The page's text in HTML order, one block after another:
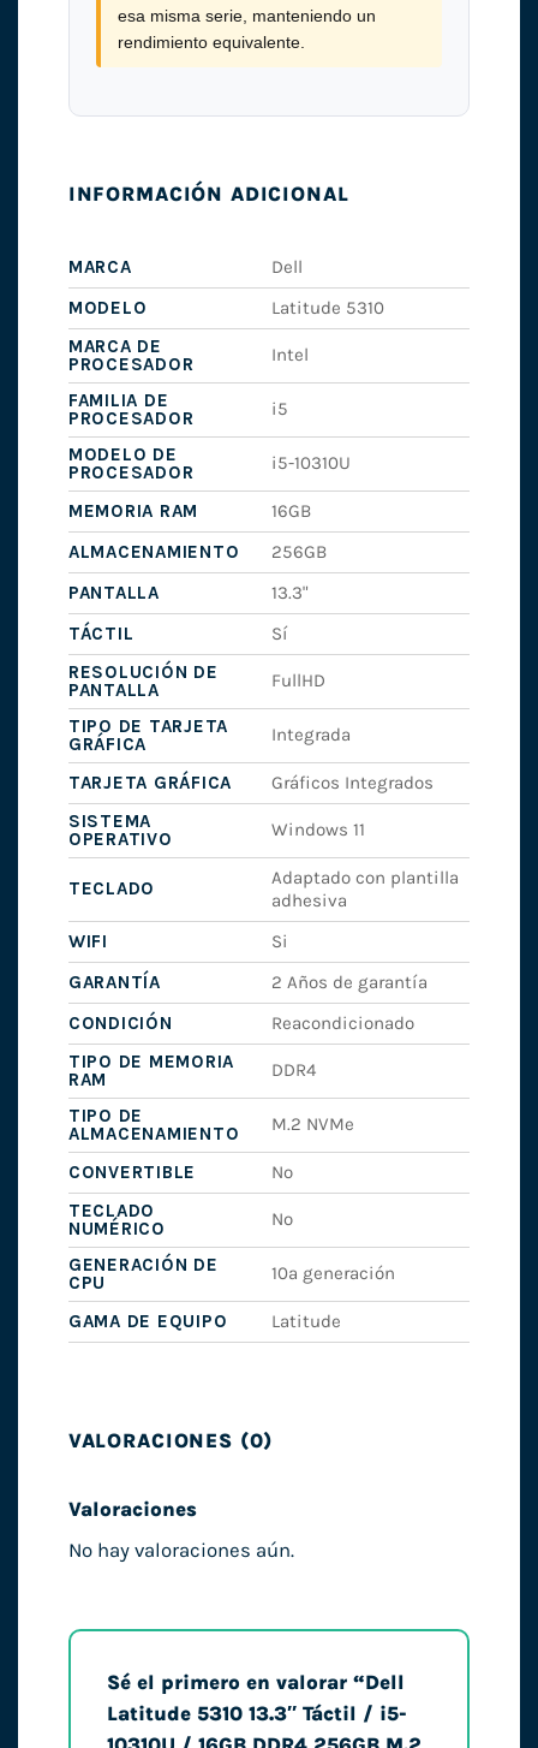
esa misma serie, manteniendo un
rendimiento equivalente.
INFORMACIÓN ADICIONAL
MARCA
Dell
MODELO
Latitude 5310
MARCA DE
PROCESADOR
Intel
FAMILIA DE
PROCESADOR
i5
MODELO DE
PROCESADOR
i5-10310U
MEMORIA RAM
16GB
ALMACENAMIENTO
256GB
PANTALLA
13.3"
TÁCTIL
Sí
RESOLUCIÓN DE
PANTALLA
FullHD
TIPO DE TARJETA
GRÁFICA
Integrada
TARJETA GRÁFICA
Gráficos Integrados
SISTEMA
OPERATIVO
Windows 11
TECLADO
Adaptado con plantilla
adhesiva
WIFI
Si
GARANTÍA
2 Años de garantía
CONDICIÓN
Reacondicionado
TIPO DE MEMORIA
RAM
DDR4
TIPO DE
ALMACENAMIENTO
M.2 NVMe
CONVERTIBLE
No
TECLADO
NUMÉRICO
No
GENERACIÓN DE
CPU
10ª generación
GAMA DE EQUIPO Latitude
VALORACIONES (0)
Valoraciones
No hay valoraciones aún.
Sé el primero en valorar “Dell
Latitude 5310 13.3″ Táctil / i5-